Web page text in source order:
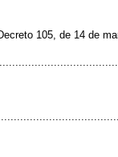
105, de 14 de